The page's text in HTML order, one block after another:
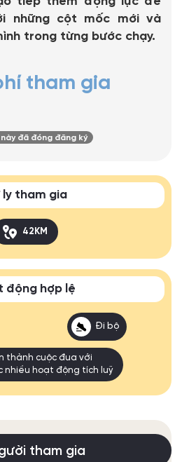
những cột mốc mới và
trong từng bước chạy.
tham gia
đã đóng đăng ký
ly tham gia
42KM
động hợp lệ
Đi bộ
thành cuộc đua với
nhiều hoạt động tích luỹ
tham gia